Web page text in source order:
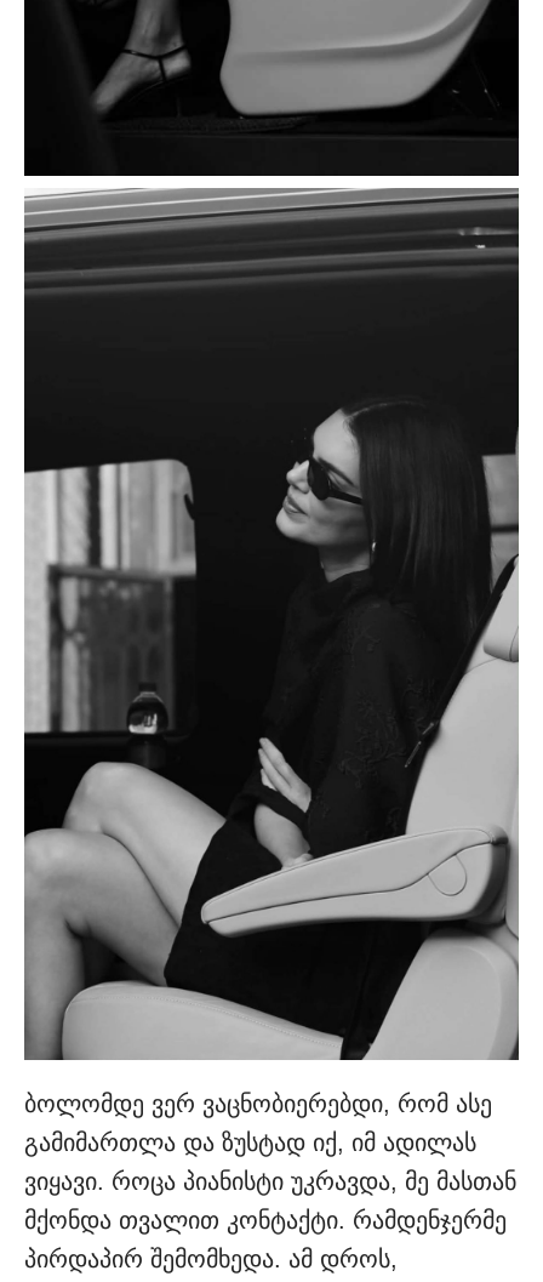
ბოლომდე ვერ ვაცნობიერებდი, რომ ასე
გამიმართლა და ზუსტად იქ, იმ ადილას
ვიყავი. როცა პიანისტი უკრავდა, მე მასთან
მქონდა თვალით კონტაქტი. რამდენჯერმე
პირდაპირ შემომხედა. ამ დროს,